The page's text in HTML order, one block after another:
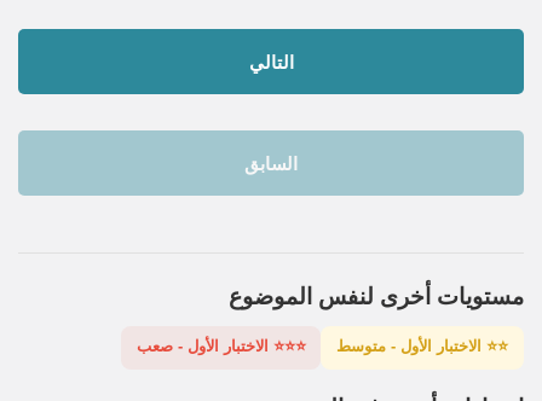
السابق
التالي
مستويات أخرى لنفس الموضوع
⭐⭐ الاختبار الأول - متوسط ⭐⭐⭐ الاختبار الأول - صعب